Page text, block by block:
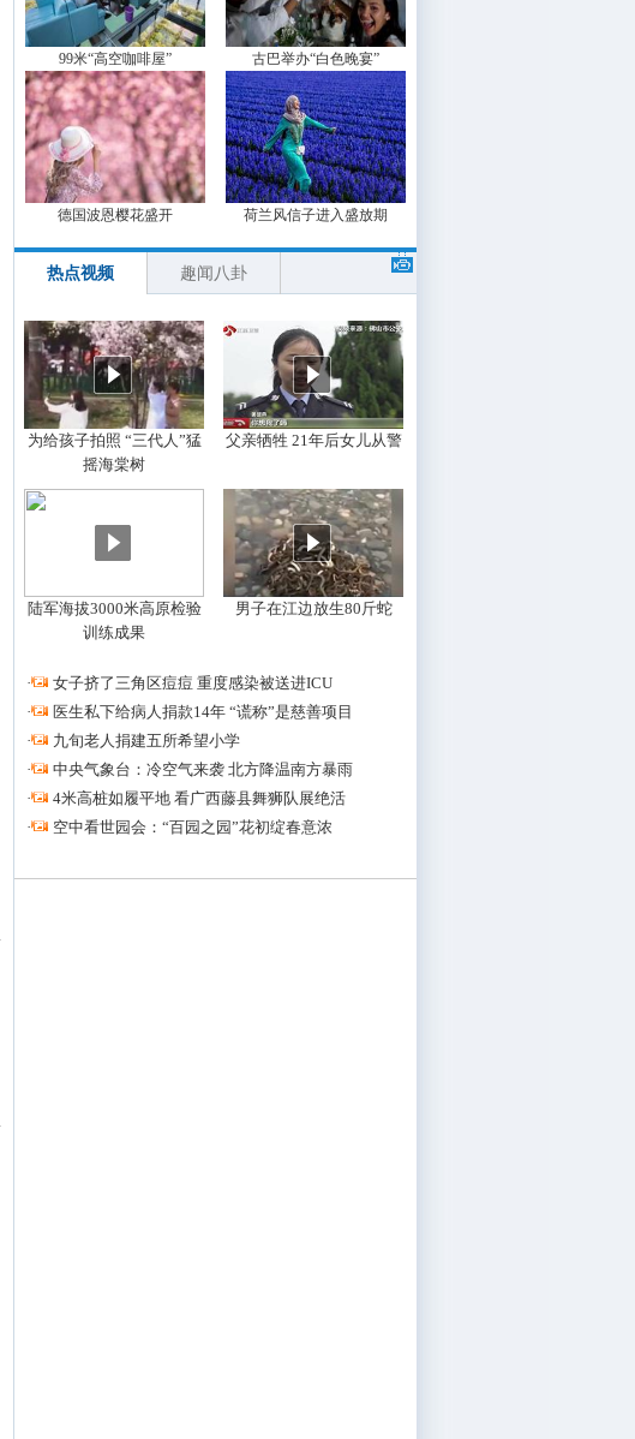
99米“高空咖啡屋” 古巴举办“白色晚宴”
德国波恩樱花盛开 荷兰风信子进入盛放期
热点视频 趣闻八卦
为给孩子拍照 “三代人”猛
摇海棠树
父亲牺牲 21年后女儿从警
陆军海拔3000米高原检验
训练成果
男子在江边放生80斤蛇
·
女子挤了三角区痘痘 重度感染被送进ICU
·
医生私下给病人捐款14年 “谎称”是慈善项目
·
九旬老人捐建五所希望小学
·
中央气象台：冷空气来袭 北方降温南方暴雨
·
4米高桩如履平地 看广西藤县舞狮队展绝活
·
空中看世园会：“百园之园”花初绽春意浓